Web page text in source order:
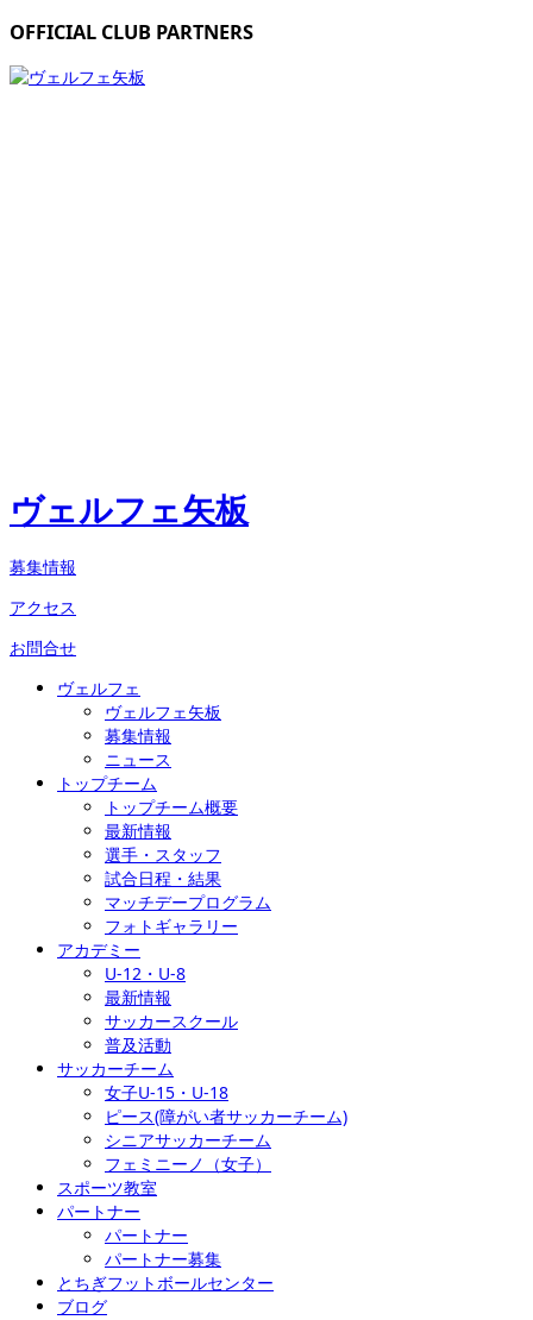
OFFICIAL CLUB PARTNERS
ヴェルフェ矢板
募集情報
アクセス
お問合せ
ヴェルフェ
ヴェルフェ矢板
募集情報
ニュース
トップチーム
トップチーム概要
最新情報
選手・スタッフ
試合日程・結果
マッチデープログラム
フォトギャラリー
アカデミー
U-12・U-8
最新情報
サッカースクール
普及活動
サッカーチーム
女子U-15・U-18
ピース(障がい者サッカーチーム)
シニアサッカーチーム
フェミニーノ（女子）
スポーツ教室
パートナー
パートナー
パートナー募集
とちぎフットボールセンター
ブログ